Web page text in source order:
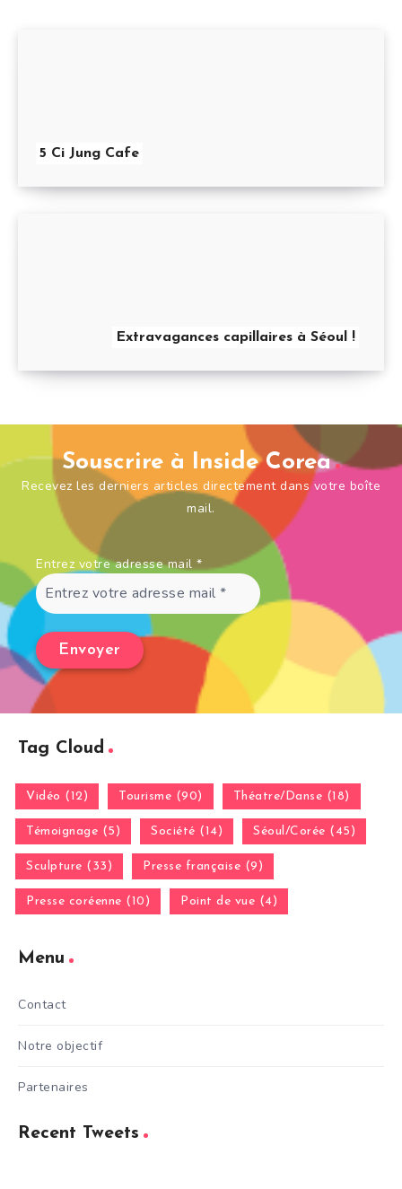
5 Ci Jung Cafe
Extravagances capillaires à Séoul !
Souscrire à Inside Corea
Recevez les derniers articles directement dans votre boîte
mail.
Entrez votre adresse mail *
Tag Cloud
Vidéo (12) Tourisme (90) Théatre/Danse (18)
Témoignage (5) Société (14) Séoul/Corée (45)
Sculpture (33) Presse française (9)
Presse coréenne (10) Point de vue (4)
Menu
Contact
Notre objectif
Partenaires
Recent Tweets